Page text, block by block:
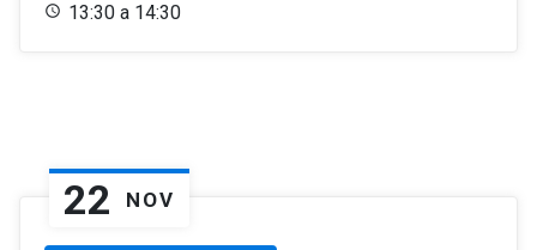
13:30 a 14:30
22 NOV